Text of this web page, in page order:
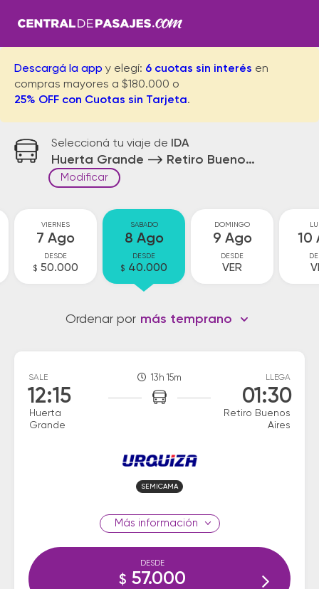
Descargá la app y elegí: 6 cuotas sin interés en
compras mayores a $180.000 o
25% OFF con Cuotas sin Tarjeta.
Seleccioná tu viaje de IDA
Huerta Grande Retiro Buenos Aires
Modificar
VIERNES
7 Ago
DESDE
$ 50.000
SABADO
8 Ago
DESDE
$ 40.000
DOMINGO
9 Ago
DESDE
VER
10
Ordenar por más temprano
SALE
12:15
Huerta
Grande
13h 15m LLEGA
01:30
Retiro Buenos
Aires
SEMICAMA
información
DESDE
$ 57.000